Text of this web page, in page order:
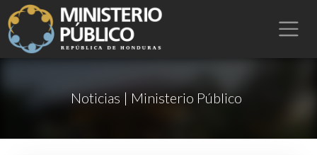
Noticias | Ministerio Público